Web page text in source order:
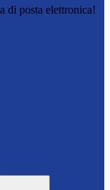
di posta elettronica!